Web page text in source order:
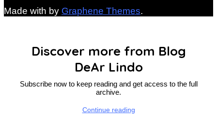
Made with by Graphene Themes.
Discover more from Blog
DeAr Lindo
Subscribe now to keep reading and get access to the full
archive.
Continue reading